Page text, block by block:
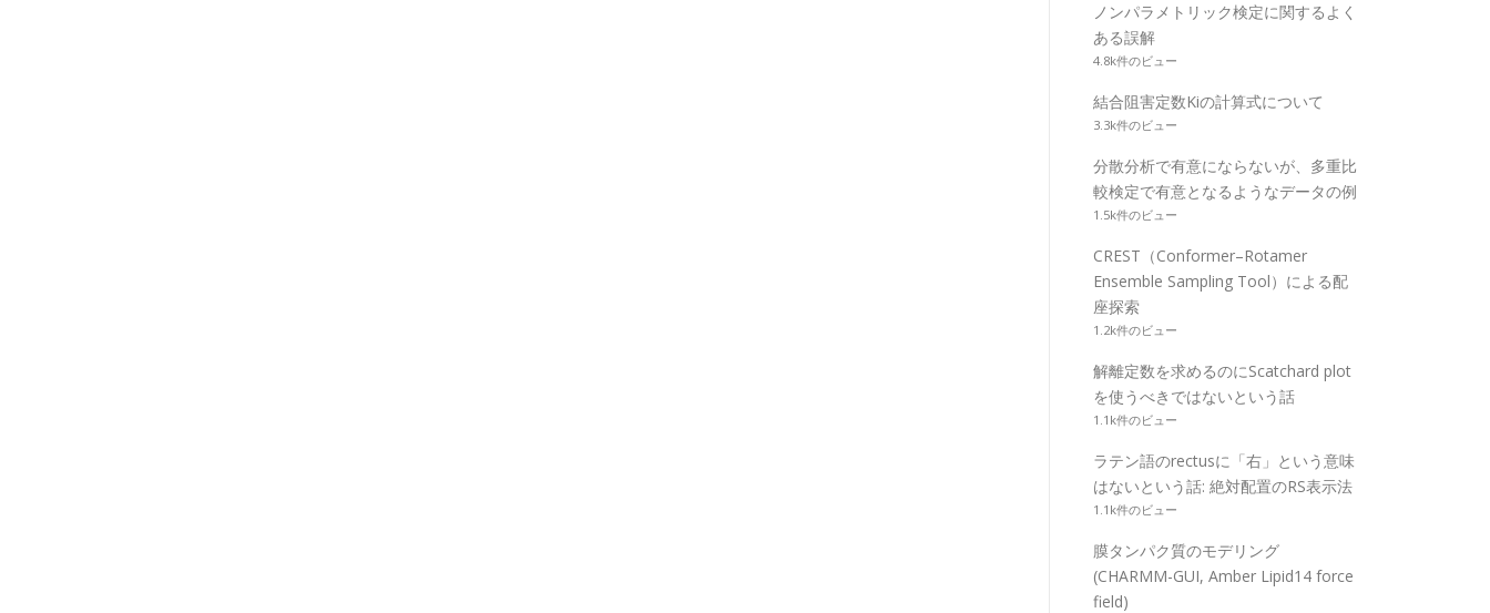
ノンパラメトリック検定に関するよく
ある誤解
4.8k件のビュー
結合阻害定数Kiの計算式について
3.3k件のビュー
分散分析で有意にならないが、多重比
較検定で有意となるようなデータの例
1.5k件のビュー
CREST（Conformer–Rotamer
Ensemble Sampling Tool）による配
座探索
1.2k件のビュー
解離定数を求めるのにScatchard plot
を使うべきではないという話
1.1k件のビュー
ラテン語のrectusに「右」という意味
はないという話: 絶対配置のRS表示法
1.1k件のビュー
膜タンパク質のモデリング
(CHARMM-GUI, Amber Lipid14 force
field)